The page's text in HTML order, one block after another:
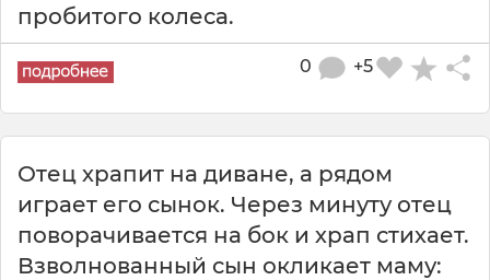
пробитого колеса.
+5
0
Отец храпит на диване, а рядом
играет его сынок. Через минуту отец
поворачивается на бок и храп стихает.
Взволнованный сын окликает маму: